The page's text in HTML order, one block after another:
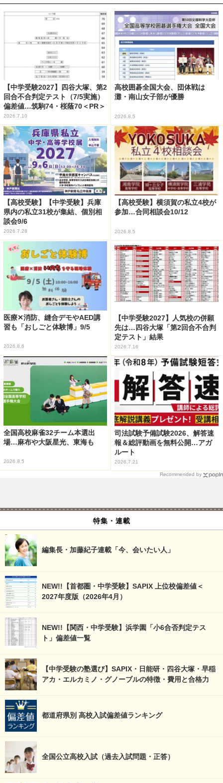
【中学受験2027】四谷大塚、第2
回合不合判定テスト（7/5実施）
偏差値…筑駒74・桜蔭70＜PR＞
2026.7.10
高校囲碁全国大会、団体戦は
灘・南山女子部が優勝
2026.8.5
【高校受験】【中学受験】兵庫
県内の私立31校が集結、個別相
談会9/6
2026.7.28
【高校受験】横須賀の私立4校が
参加…合同相談会10/12
2026.8.5
医療✕消防、縫合デモやAED講
習も「おしごと体験博」9/5
2026.8.6
【中学受験2027】人気校の併願
先は…四谷大塚「第2回合不合判
定テスト」結果
2026.7.16
全国高校麻雀32チーム本選出
場…麻布や大阪星光、東海も
2026.8.5
司法試験予備試験2026、解答速
報＆総評動画を無料公開…アガ
ルート
2026.7.21
Recommended by
特集・連載
編集長・加藤紀子連載「今、会いたい人」
NEW!!【首都圏・中学受験】SAPIX 上位校偏差値＜
2027年度版（2026年4月）
NEW!!【関西・中学受験】浜学園「小6合否判定テス
ト」偏差値一覧
【中学受験の塾選び】SAPIX・日能研・四谷大塚・早稲
アカ・エルカミノ・グノーブルの特徴・費用と合格力
都道府県別 高校入試偏差値ランキング
全国公立高校入試（過去入試問題・正答）